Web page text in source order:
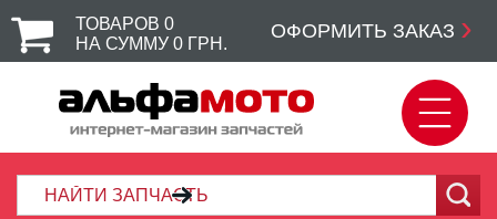
ТОВАРОВ 0
НА СУММУ 0 ГРН.
ОФОРМИТЬ ЗАКАЗ